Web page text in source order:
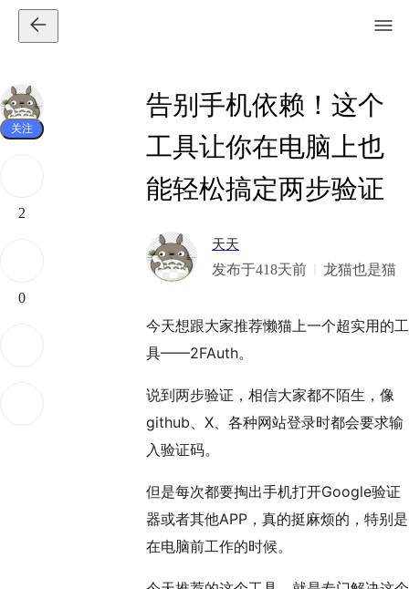
关注
2
0
告别手机依赖！这个
工具让你在电脑上也
能轻松搞定两步验证
天天
发布于418天前 龙猫也是猫
今天想跟大家推荐懒猫上一个超实用的工
具——2FAuth。
说到两步验证，相信大家都不陌生，像
github、X、各种网站登录时都会要求输
入验证码。
但是每次都要掏出手机打开Google验证
器或者其他APP，真的挺麻烦的，特别是
在电脑前工作的时候。